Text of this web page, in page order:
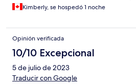
Kimberly, se hospedó 1 noche
Opinión verificada
10/10 Excepcional
5 de julio de 2023
Traducir con Google